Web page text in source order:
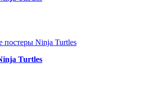
Turtles